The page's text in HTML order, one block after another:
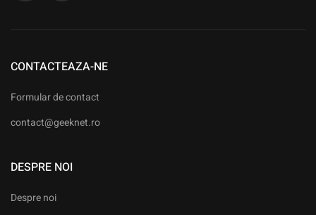
CONTACTEAZA-NE
Formular de contact
contact@geeknet.ro
DESPRE NOI
Despre noi